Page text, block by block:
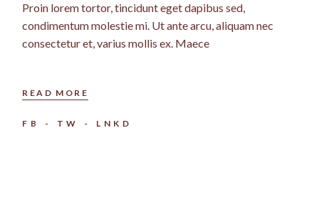
Proin lorem tortor, tincidunt eget dapibus sed,
condimentum molestie mi. Ut ante arcu, aliquam nec
consectetur et, varius mollis ex. Maece
READ MORE
FB TW LNKD